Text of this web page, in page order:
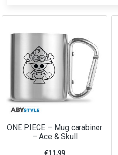
ONE PIECE – Mug carabiner
– Ace & Skull
€11,99